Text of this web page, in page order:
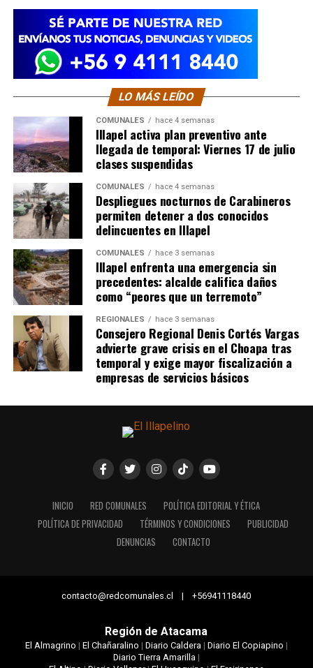
LO MÁS LEÍDO
COMUNALES hace 4 semanas
Illapel activa plan preventivo ante
llegada de temporal: Viernes 17 de julio
clases suspendidas
COMUNALES hace 4 semanas
Despliegues nocturnos de Carabineros
permiten detener a dos conocidos
delincuentes en Illapel
COMUNALES hace 3 semanas
Illapel enfrenta una emergencia sin
precedentes: alcalde califica daños
como “peores que un terremoto”
REGIONALES hace 3 semanas
Consejero Regional Denis Cortés Vargas
advierte grave crisis en el Choapa tras
temporal y exige mayor fiscalización a
empresas de servicios básicos
INICIO RED COMUNALES
POLÍTICA EDITORIAL Y ÉTICA
POLÍTICA DE PRIVACIDAD
TÉRMINOS Y CONDICIONES
PUBLICIDAD
DENUNCIAS
CONTACTO
contacto@redcomunales.cl | +56941118440
Región de Atacama
El Almagrino | El Chañaralino | Diario Caldera | Diario El Copiapino |
Diario Tierra Amarilla |